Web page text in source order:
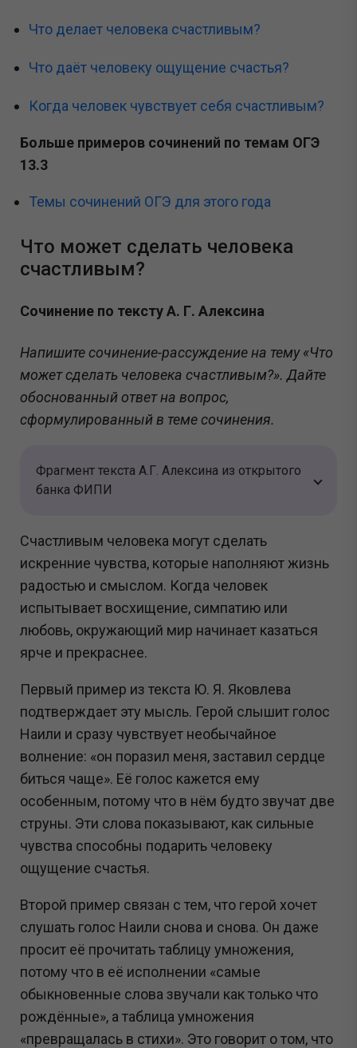
Что делает человека счастливым?
Что даёт человеку ощущение счастья?
Когда человек чувствует себя счастливым?
Больше примеров сочинений по темам ОГЭ
13.3
Темы сочинений ОГЭ для этого года
Что может сделать человека
счастливым?
Сочинение по тексту А. Г. Алексина
Напишите сочинение-рассуждение на тему «Что
может сделать человека счастливым?». Дайте
обоснованный ответ на вопрос,
сформулированный в теме сочинения.
Фрагмент текста А.Г. Алексина из открытого
банка ФИПИ
Счастливым человека могут сделать
искренние чувства, которые наполняют жизнь
радостью и смыслом. Когда человек
испытывает восхищение, симпатию или
любовь, окружающий мир начинает казаться
ярче и прекраснее.
Первый пример из текста Ю. Я. Яковлева
подтверждает эту мысль. Герой слышит голос
Наили и сразу чувствует необычайное
волнение: «он поразил меня, заставил сердце
биться чаще». Её голос кажется ему
особенным, потому что в нём будто звучат две
струны. Эти слова показывают, как сильные
чувства способны подарить человеку
ощущение счастья.
Второй пример связан с тем, что герой хочет
слушать голос Наили снова и снова. Он даже
просит её прочитать таблицу умножения,
потому что в её исполнении «самые
обыкновенные слова звучали как только что
рождённые», а таблица умножения
«превращалась в стихи». Это говорит о том, что